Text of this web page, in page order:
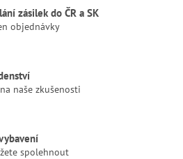
zásilek do ČR a SK
objednávky
naše zkušenosti
spolehnout